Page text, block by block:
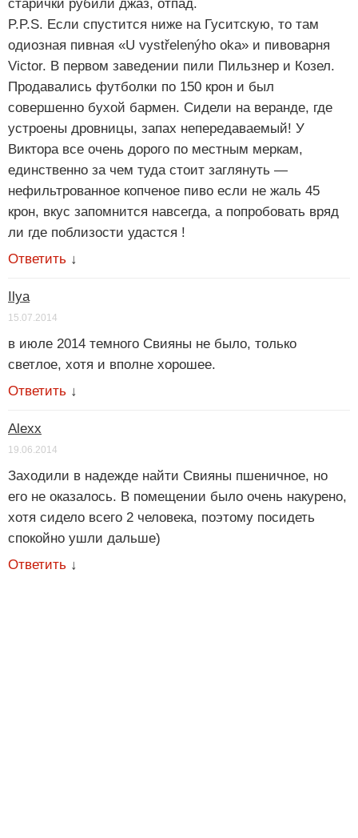
старички рубили джаз, отпад.
P.P.S. Если спустится ниже на Гуситскую, то там
одиозная пивная «U vystřelenýho oka» и пивоварня
Victor. В первом заведении пили Пильзнер и Козел.
Продавались футболки по 150 крон и был
совершенно бухой бармен. Сидели на веранде, где
устроены дровницы, запах непередаваемый! У
Виктора все очень дорого по местным меркам,
единственно за чем туда стоит заглянуть —
нефильтрованное копченое пиво если не жаль 45
крон, вкус запомнится навсегда, а попробовать вряд
ли где поблизости удастся !
Ответить ↓
Ilya
15.07.2014
в июле 2014 темного Свияны не было, только
светлое, хотя и вполне хорошее.
Ответить ↓
Alexx
19.06.2014
Заходили в надежде найти Свияны пшеничное, но
его не оказалось. В помещении было очень накурено,
хотя сидело всего 2 человека, поэтому посидеть
спокойно ушли дальше)
Ответить ↓